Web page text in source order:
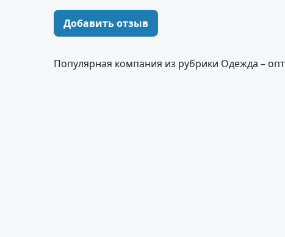
Добавить отзыв
Популярная компания из рубрики Одежда –